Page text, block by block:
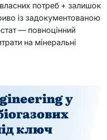
потреб + залишок
із задокументованою
— повноцінний
на мінеральні
у
ключ